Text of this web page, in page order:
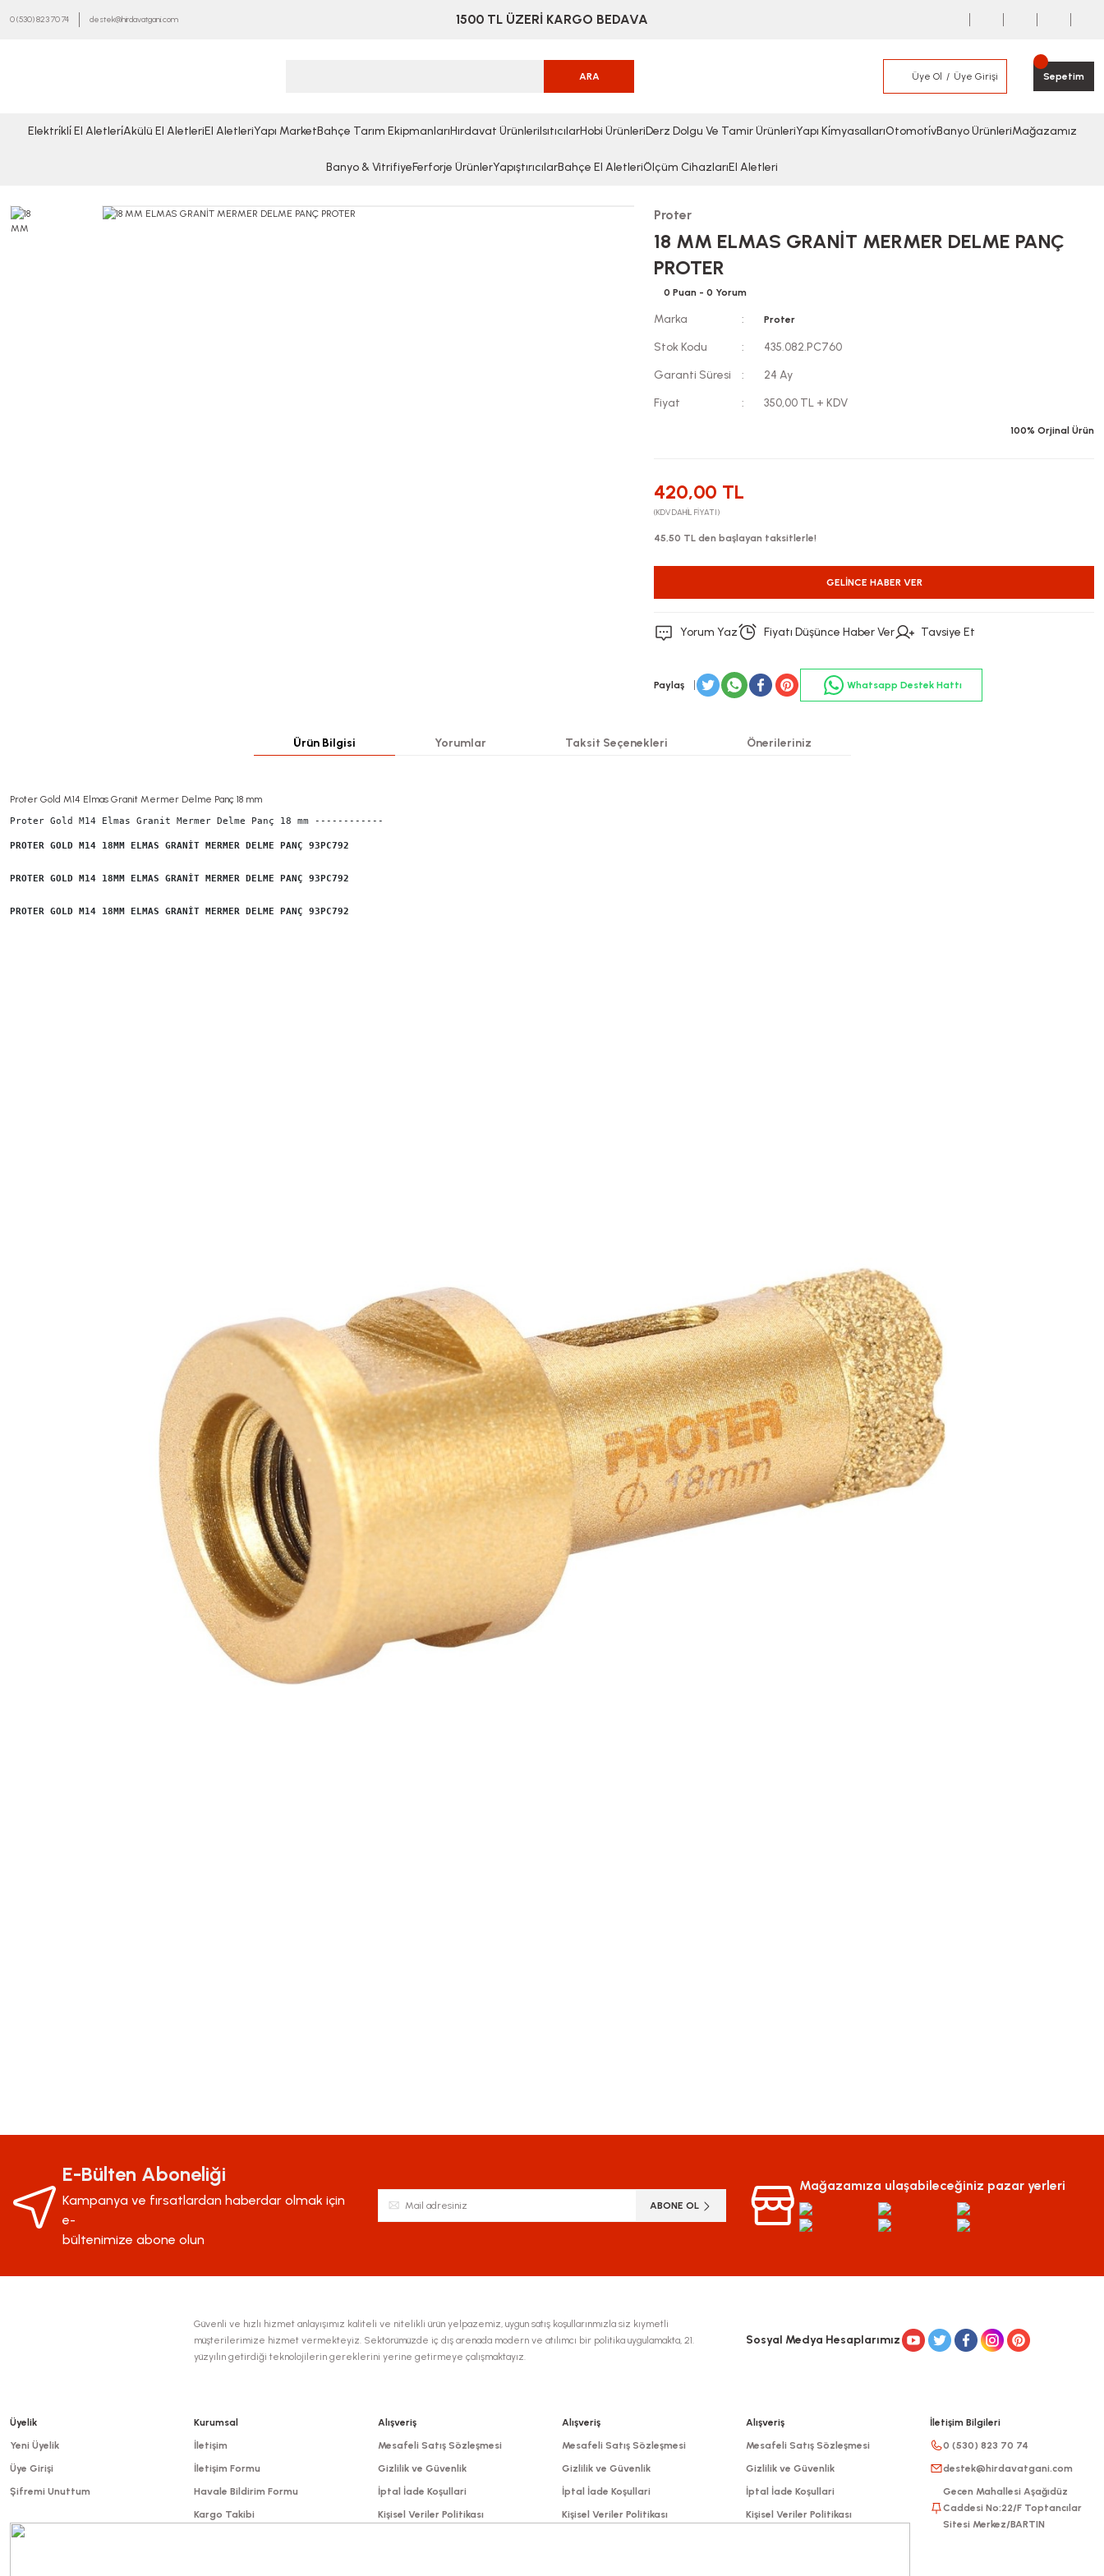
0 (530) 823 70 74 destek@hirdavatgani.com 1500 TL ÜZERİ KARGO BEDAVA
ARA Üye Ol Üye Girişi Sepetim
Elektri̇kli̇ El Aletleri̇Akülü El AletleriEl AletleriYapı MarketBahçe Tarım EkipmanlarıHırdavat ÜrünleriIsıtıcılarHobi ÜrünleriDerz Dolgu Ve Tamir ÜrünleriYapı Ki̇myasallarıOtomoti̇vBanyo ÜrünleriMağazamız
Banyo & VitrifiyeFerforje ÜrünlerYapıştırıcılarBahçe El AletleriÖlçüm CihazlarıEl Aletleri
Proter
18 MM ELMAS GRANİT MERMER DELME PANÇ
PROTER
0 Puan - 0 Yorum
Marka Proter
Stok Kodu
435.082.PC760
Garanti Süresi
24 Ay
Fiyat
350,00 TL + KDV
100% Orjinal Ürün
420,00 TL
(KDV DAHİL FİYATI)
45,50 TL den başlayan taksitlerle!
GELINCE HABER VER
Yorum Yaz Fiyatı Düşünce Haber Ver Tavsiye Et
Paylaş Whatsapp Destek Hattı
Ürün Bilgisi Yorumlar Taksit Seçenekleri Önerileriniz
Proter Gold M14 Elmas Granit Mermer Delme Panç 18 mm
Proter Gold M14 Elmas Granit Mermer Delme Panç 18 mm ------------
PROTER GOLD M14 18MM ELMAS GRANİT MERMER DELME PANÇ 93PC792
PROTER GOLD M14 18MM ELMAS GRANİT MERMER DELME PANÇ 93PC792
PROTER GOLD M14 18MM ELMAS GRANİT MERMER DELME PANÇ 93PC792
Bu ürüne ilk yorumu siz yapın!
Ürün resmi kalitesiz, bozuk veya görüntülenemiyor.
Ürün açıklamasında eksik bilgiler bulunuyor.
Ürün bilgilerinde hatalar bulunuyor.
Ürün fiyatı diğer sitelerden daha pahalı.
E-Bülten Aboneliği
Kampanya ve fırsatlardan haberdar olmak için
e-
bültenimize abone olun
ABONE OL
Mağazamıza ulaşabileceğiniz pazar yerleri
Güvenli ve hızlı hizmet anlayışımız kaliteli ve nitelikli ürün yelpazemiz, uygun satış koşullarınmızla siz kıymetli
müşterilerimize hizmet vermekteyiz. Sektörümüzde iç dış arenada modern ve atılımcı bir politika uygulamakta, 21.
yüzyılın getirdiği teknolojilerin gereklerini yerine getirmeye çalışmaktayız.
Sosyal Medya Hesaplarımız
Üyelik
Yeni Üyelik
Üye Girişi
Şifremi Unuttum
Kurumsal
İletişim
İletişim Formu
Havale Bildirim Formu
Kargo Takibi
Alışveriş
Mesafeli Satış Sözleşmesi
Gizlilik ve Güvenlik
İptal İade Koşullari
Kişisel Veriler Politikası
Alışveriş
Mesafeli Satış Sözleşmesi
Gizlilik ve Güvenlik
İptal İade Koşullari
Kişisel Veriler Politikası
Alışveriş
Mesafeli Satış Sözleşmesi
Gizlilik ve Güvenlik
İptal İade Koşullari
Kişisel Veriler Politikası
İletişim Bilgileri
0 (530) 823 70 74
destek@hirdavatgani.com
Gecen Mahallesi Aşağıdüz
Caddesi No:22/F Toptancılar
Sitesi Merkez/BARTIN